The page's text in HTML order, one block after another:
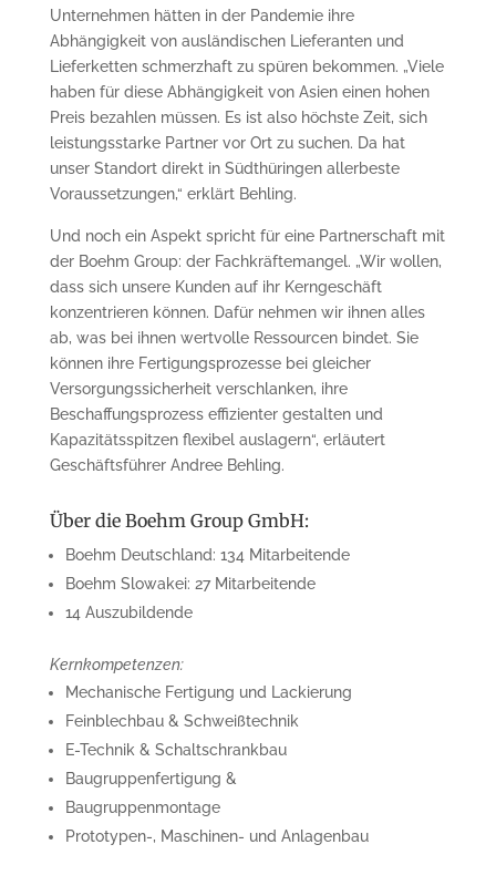
Unternehmen hätten in der Pandemie ihre
Abhängigkeit von ausländischen Lieferanten und
Lieferketten schmerzhaft zu spüren bekommen. „Viele
haben für diese Abhängigkeit von Asien einen hohen
Preis bezahlen müssen. Es ist also höchste Zeit, sich
leistungsstarke Partner vor Ort zu suchen. Da hat
unser Standort direkt in Südthüringen allerbeste
Voraussetzungen,“ erklärt Behling.
Und noch ein Aspekt spricht für eine Partnerschaft mit
der Boehm Group: der Fachkräftemangel. „Wir wollen,
dass sich unsere Kunden auf ihr Kerngeschäft
konzentrieren können. Dafür nehmen wir ihnen alles
ab, was bei ihnen wertvolle Ressourcen bindet. Sie
können ihre Fertigungsprozesse bei gleicher
Versorgungssicherheit verschlanken, ihre
Beschaffungsprozess effizienter gestalten und
Kapazitätsspitzen flexibel auslagern“, erläutert
Geschäftsführer Andree Behling.
Über die Boehm Group GmbH:
Boehm Deutschland: 134 Mitarbeitende
Boehm Slowakei: 27 Mitarbeitende
14 Auszubildende
Kernkompetenzen:
Mechanische Fertigung und Lackierung
Feinblechbau & Schweißtechnik
E-Technik & Schaltschrankbau
Baugruppenfertigung &
Baugruppenmontage
Prototypen-, Maschinen- und Anlagenbau